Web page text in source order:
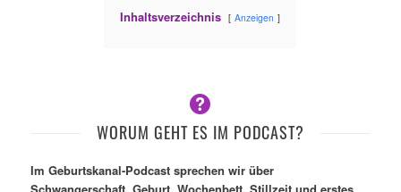
Inhaltsverzeichnis Anzeigen
WORUM GEHT ES IM PODCAST?
Im Geburtskanal-Podcast sprechen wir über
Schwangerschaft, Geburt, Wochenbett, Stillzeit und erstes